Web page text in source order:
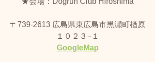
〒739-2613 広島県東広島市黒瀬町楢原
１０２３−１
GoogleMap